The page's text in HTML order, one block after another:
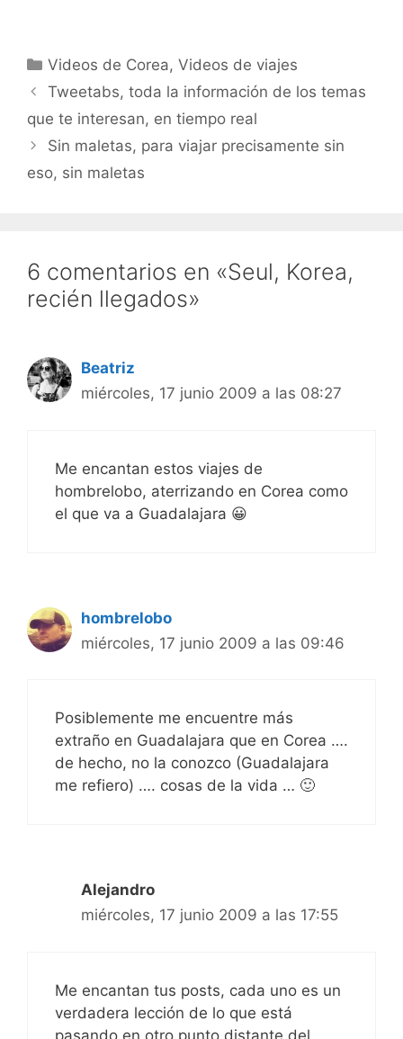
Categorías
Videos de Corea,Videos de viajes
Tweetabs, toda la información de los temas
que te interesan, en tiempo real
Sin maletas, para viajar precisamente sin
eso, sin maletas
6 comentarios en «Seul, Korea,
recién llegados»
Beatriz
miércoles, 17 junio 2009 a las 08:27
Me encantan estos viajes de
hombrelobo, aterrizando en Corea como
el que va a Guadalajara 😀
hombrelobo
miércoles, 17 junio 2009 a las 09:46
Posiblemente me encuentre más
extraño en Guadalajara que en Corea ….
de hecho, no la conozco (Guadalajara
me refiero) …. cosas de la vida … 🙂
Alejandro
miércoles, 17 junio 2009 a las 17:55
Me encantan tus posts, cada uno es un
verdadera lección de lo que está
pasando en otro punto distante del